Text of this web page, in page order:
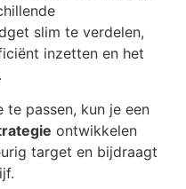
slim te verdelen,
inzetten en het
passen, kun je een
ontwikkelen
target en bijdraagt